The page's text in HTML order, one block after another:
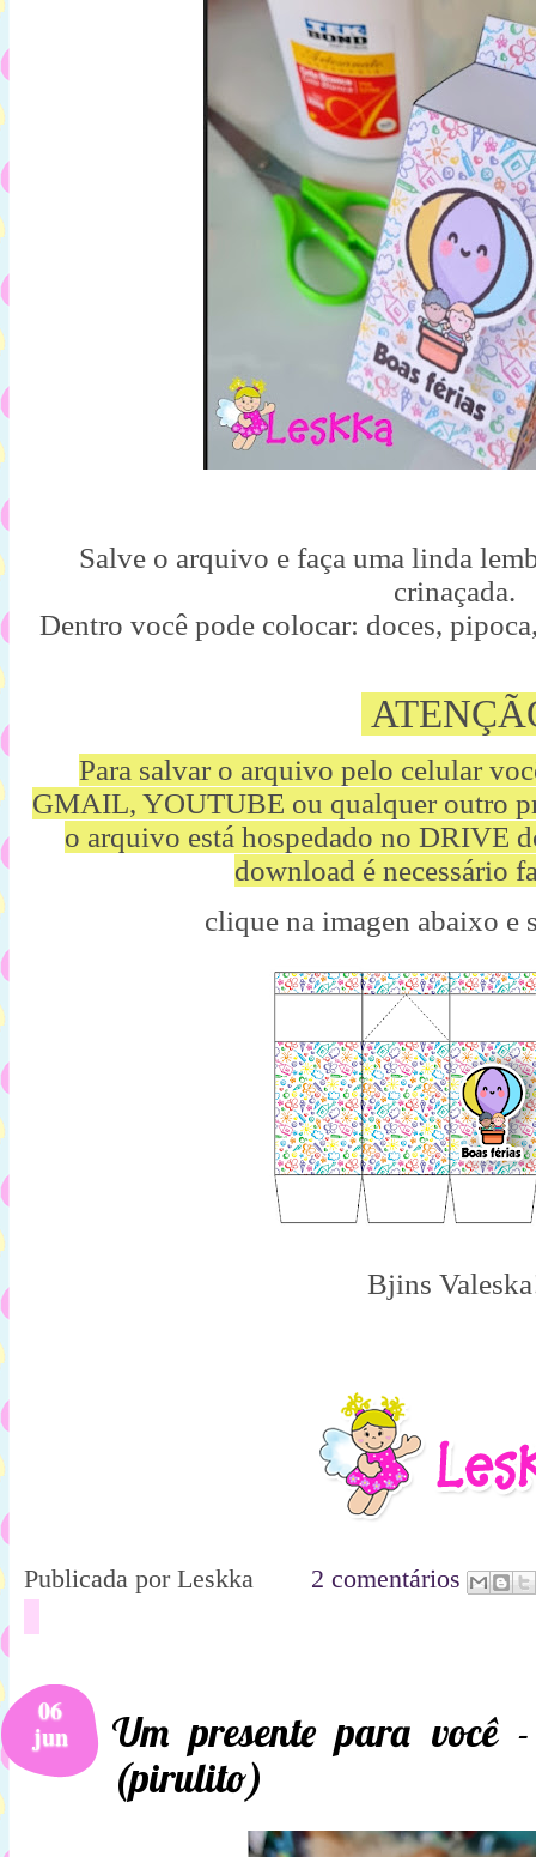
Salve o arquivo e faça uma linda
crinaçada.
Dentro você pode colocar: doces,
Para salvar o arquivo pelo celular
GMAIL, YOUTUBE ou qualquer outro
o arquivo está hospedado no DRIVE
download é necessário
clique na imagen abaixo e
Bjins
Publicada por Leskka 2 comentários
06
jun
Um presente para você
(pirulito)